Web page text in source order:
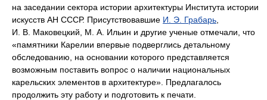
на заседании сектора истории архитектуры Института истории
искусств АН СССР. Присутствовавшие И. Э. Грабарь
И. В. Маковецкий, М. А. Ильин и другие ученые отмечали, что
«памятники Карелии впервые подверглись детальному
обследованию, на основании которого представляется
возможным поставить вопрос о наличии национальных
карельских элементов в архитектуре». Предлагалось
продолжить эту работу и подготовить к печати.